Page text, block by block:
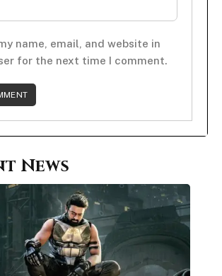
name, email, and website in
for the next time I comment.
News